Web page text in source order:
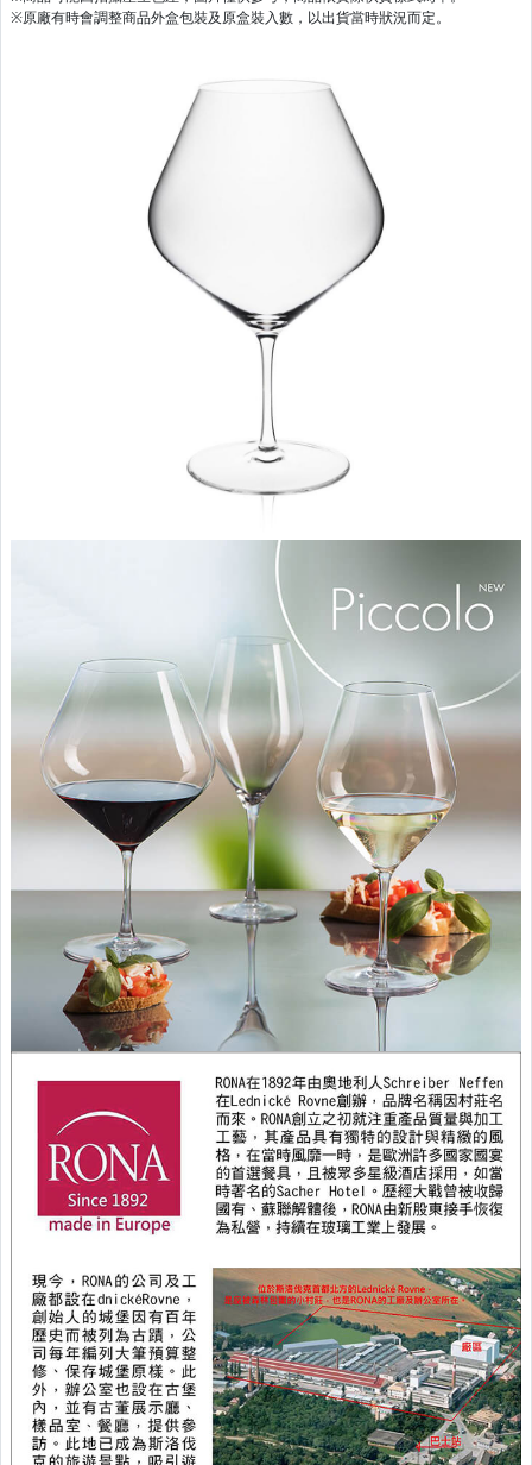
※原廠有時會調整商品外盒包裝及原盒裝入數，以出貨當時狀況而定。